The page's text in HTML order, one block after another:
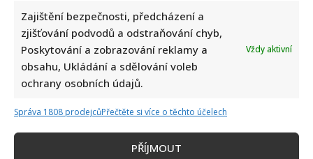
Zajištění bezpečnosti, předcházení a
zjišťování podvodů a odstraňování chyb,
Poskytování a zobrazování reklamy a
obsahu, Ukládání a sdělování voleb
ochrany osobních údajů.
Vždy aktivní
Správa 1808 prodejcůPřečtěte si více o těchto účelech
PŘÍJMOUT